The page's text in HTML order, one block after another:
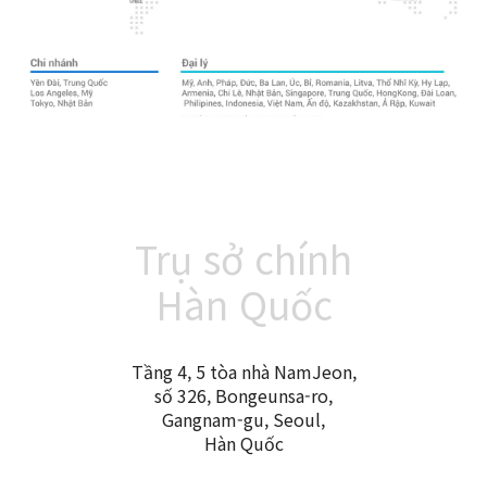
Trụ sở chính
Hàn Quốc
Tầng 4, 5 tòa nhà NamJeon,
số 326, Bongeunsa-ro,
Gangnam-gu, Seoul,
Hàn Quốc